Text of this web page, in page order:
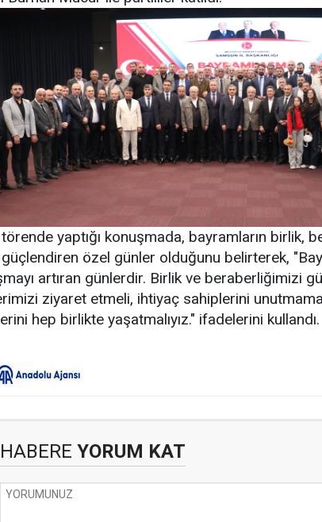
yaptığı konuşmada, bayramların birlik,
özel günler olduğunu belirterek,
artıran günlerdir. Birlik ve beraberliğimizi
ziyaret etmeli, ihtiyaç sahiplerini
hep birlikte yaşatmalıyız." ifadelerini kullandı.
HABERE YORUM KAT